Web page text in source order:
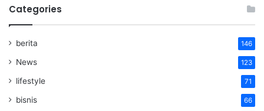
Categories
berita 146
News 123
lifestyle 71
bisnis 66